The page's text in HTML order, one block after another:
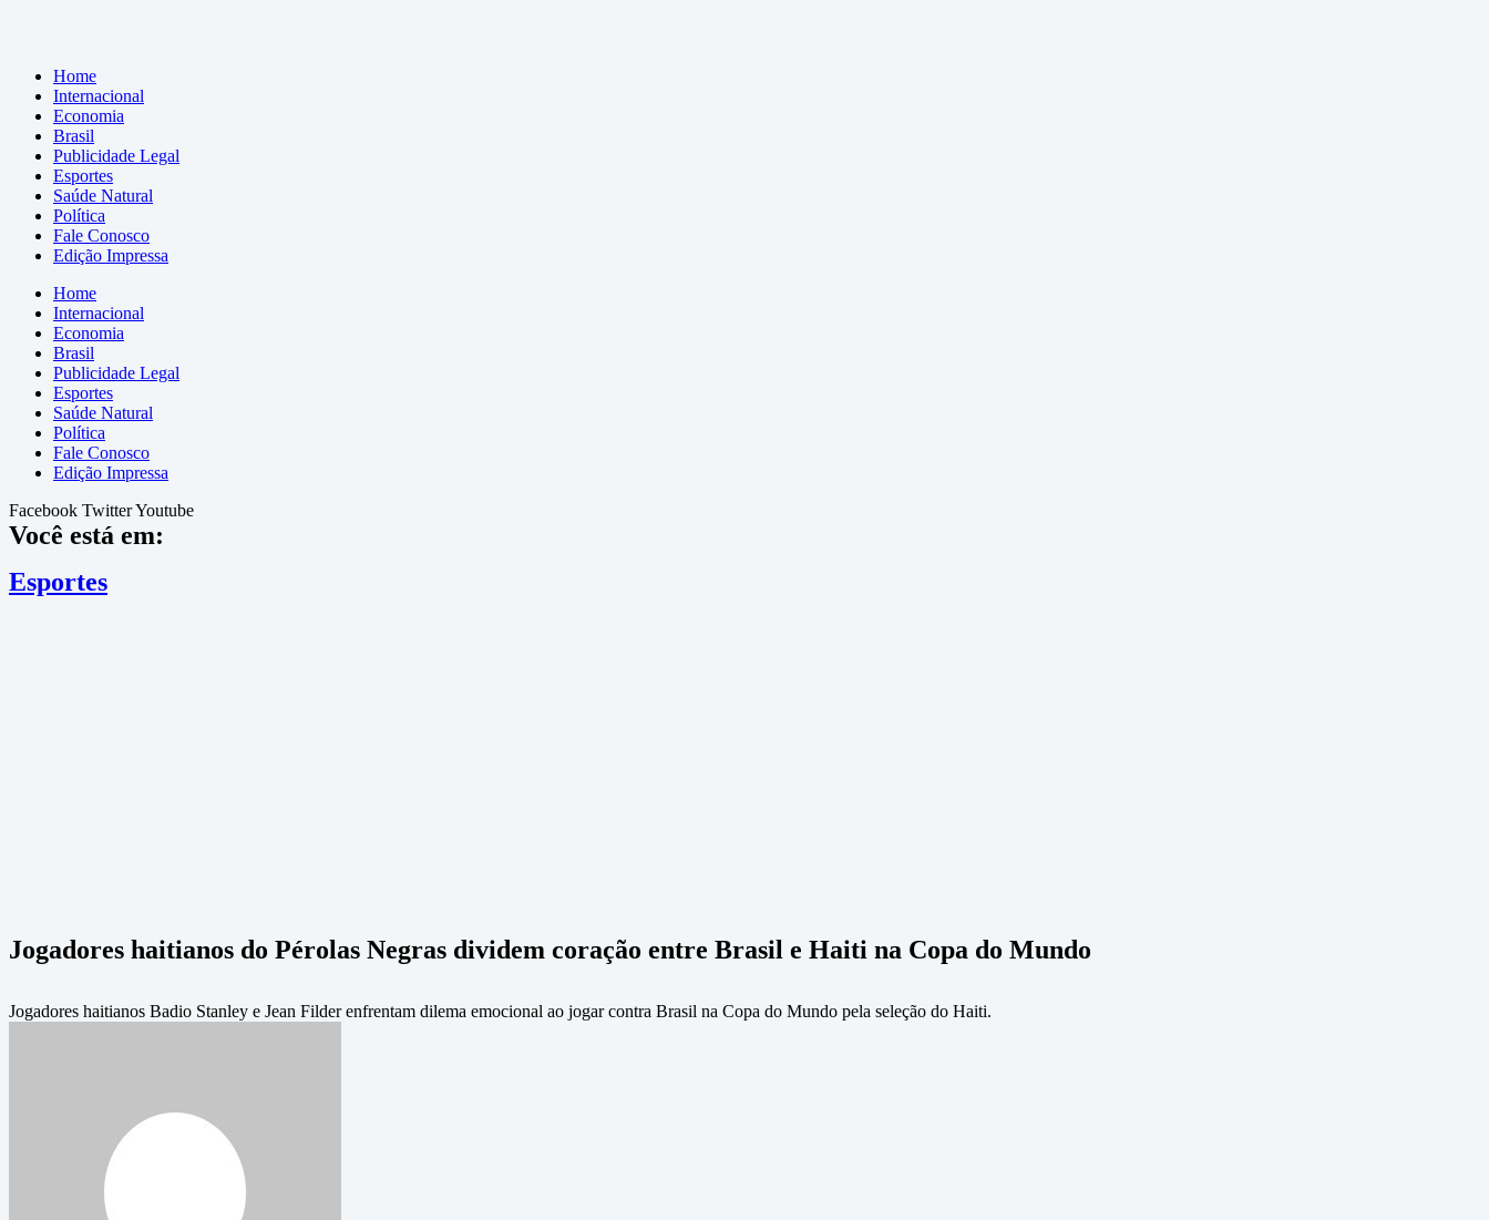
Home
Internacional
Economia
Brasil
Publicidade Legal
Esportes
Saúde Natural
Política
Fale Conosco
Edição Impressa
Home
Internacional
Economia
Brasil
Publicidade Legal
Esportes
Saúde Natural
Política
Fale Conosco
Edição Impressa
Facebook TwitterYoutube
Você está em:
Esportes
Jogadores haitianos do Pérolas Negras dividem coração entre Brasil e Haiti na Copa do Mundo
Jogadores haitianos Badio Stanley e Jean Filder enfrentam dilema emocional ao jogar contra Brasil na Copa do Mundo pela seleção do Haiti.